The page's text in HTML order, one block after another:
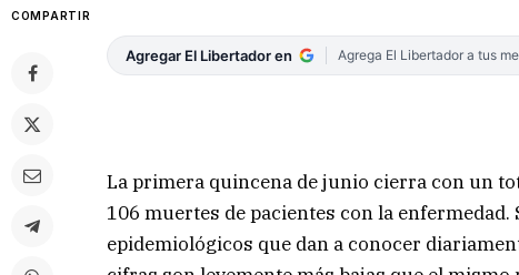
COMPARTIR
Agregar El Libertador en Agrega El Libertador a tus
La primera quincena de junio cierra con un
106 muertes de pacientes con la
epidemiológicos que dan a conocer